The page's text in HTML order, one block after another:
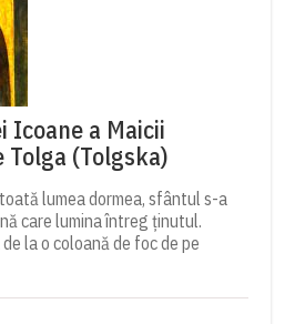
Icoane a Maicii
Tolga (Tolgska)
lumea dormea, sfântul s-a
care lumina întreg ținutul.
la o coloană de foc de pe